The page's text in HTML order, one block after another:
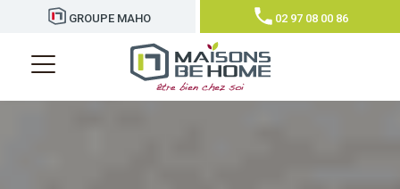
GROUPE MAHO 02 97 08 00 86